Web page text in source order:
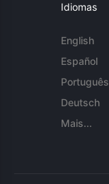
Idiomas
English
Español
Português
Deutsch
Mais...